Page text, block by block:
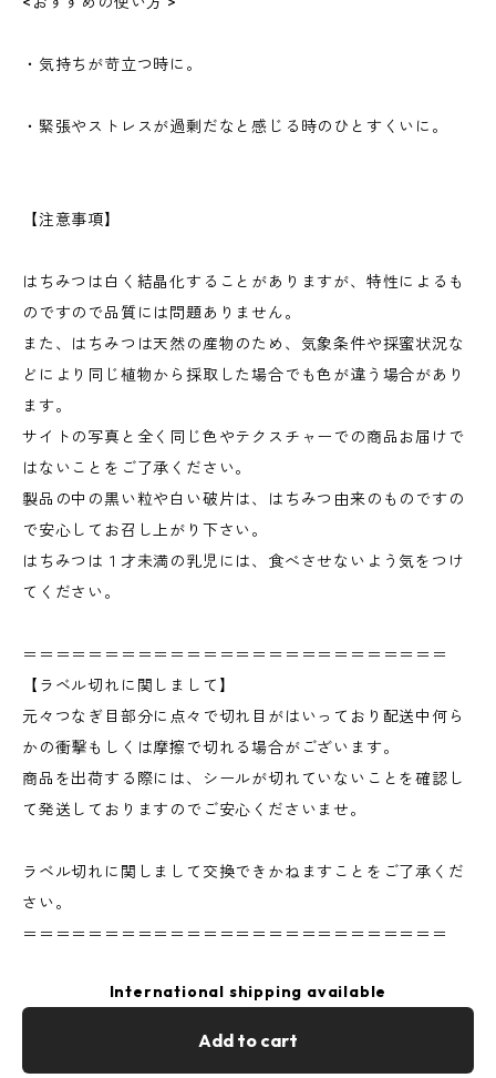
・気持ちが苛立つ時に。
・緊張やストレスが過剰だなと感じる時のひとすくいに。
【注意事項】
はちみつは白く結晶化することがありますが、特性によるも
のですので品質には問題ありません。
また、はちみつは天然の産物のため、気象条件や採蜜状況な
どにより同じ植物から採取した場合でも色が違う場合があり
ます。
サイトの写真と全く同じ色やテクスチャーでの商品お届けで
はないことをご了承ください。
製品の中の黒い粒や白い破片は、はちみつ由来のものですの
で安心してお召し上がり下さい。
はちみつは１才未満の乳児には、食べさせないよう気をつけ
てください。
＝＝＝＝＝＝＝＝＝＝＝＝＝＝＝＝＝＝＝＝＝＝＝＝＝＝
【ラベル切れに関しまして】
元々つなぎ目部分に点々で切れ目がはいっており配送中何ら
かの衝撃もしくは摩擦で切れる場合がございます。
商品を出荷する際には、シールが切れていないことを確認し
て発送しておりますのでご安心くださいませ。
ラベル切れに関しまして交換できかねますことをご了承くだ
さい。
＝＝＝＝＝＝＝＝＝＝＝＝＝＝＝＝＝＝＝＝＝＝＝＝＝＝
International shipping available
Add to cart